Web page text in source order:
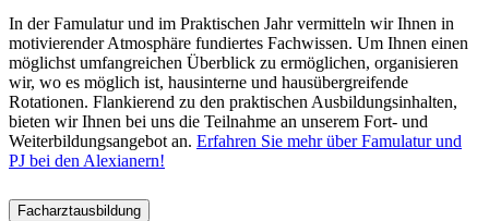
In der Famulatur und im Praktischen Jahr vermitteln wir Ihnen in
motivierender Atmosphäre fundiertes Fachwissen. Um Ihnen einen
möglichst umfangreichen Überblick zu ermöglichen, organisieren
wir, wo es möglich ist, hausinterne und hausübergreifende
Rotationen. Flankierend zu den praktischen Ausbildungsinhalten,
bieten wir Ihnen bei uns die Teilnahme an unserem Fort- und
Weiterbildungsangebot an. Erfahren Sie mehr über Famulatur und
PJ bei den Alexianern!
Facharztausbildung